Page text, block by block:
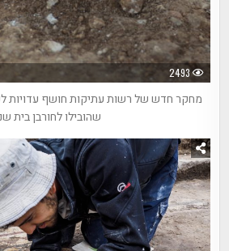
2493
מחקר חדש של רשות עתיקות חושף עדויות
שהובילו לחורבן בית